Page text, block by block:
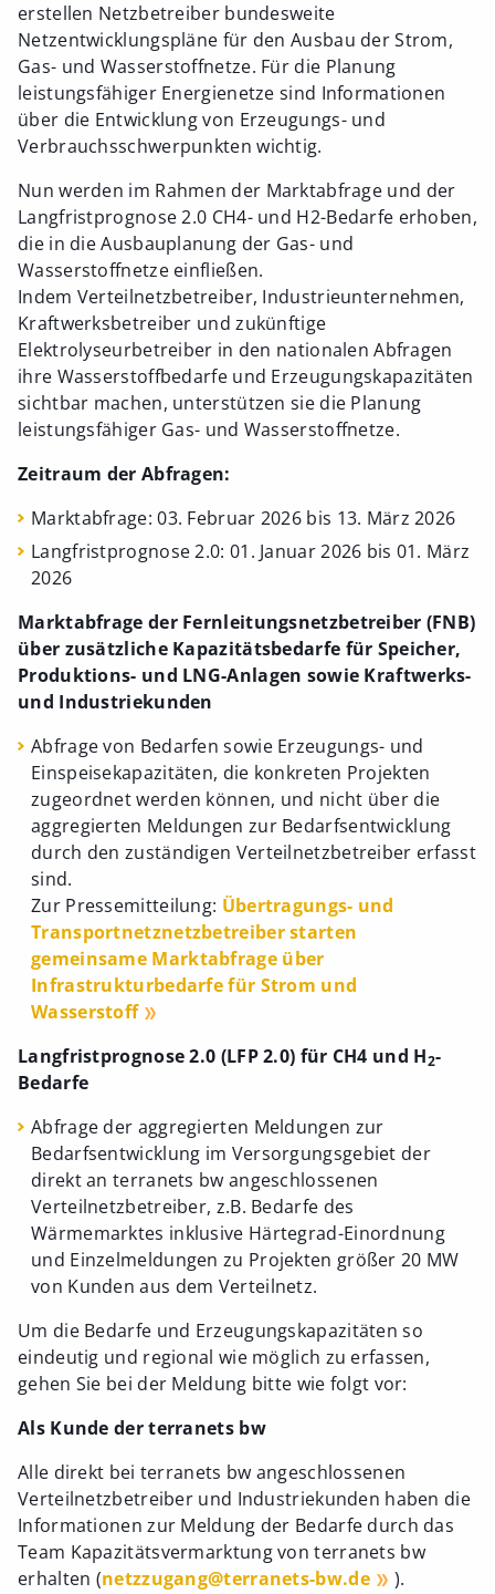
erstellen Netzbetreiber bundesweite
Netzentwicklungspläne für den Ausbau der Strom,
Gas- und Wasserstoffnetze. Für die Planung
leistungsfähiger Energienetze sind Informationen
über die Entwicklung von Erzeugungs- und
Verbrauchsschwerpunkten wichtig.
Nun werden im Rahmen der Marktabfrage und der
Langfristprognose 2.0 CH4- und H2-Bedarfe erhoben,
die in die Ausbauplanung der Gas- und
Wasserstoffnetze einfließen.
Indem Verteilnetzbetreiber, Industrieunternehmen,
Kraftwerksbetreiber und zukünftige
Elektrolyseurbetreiber in den nationalen Abfragen
ihre Wasserstoffbedarfe und Erzeugungskapazitäten
sichtbar machen, unterstützen sie die Planung
leistungsfähiger Gas- und Wasserstoffnetze.
Zeitraum der Abfragen:
Marktabfrage: 03. Februar 2026 bis 13. März 2026
Langfristprognose 2.0: 01. Januar 2026 bis 01. März
2026
Marktabfrage der Fernleitungsnetzbetreiber (FNB)
über zusätzliche Kapazitätsbedarfe für Speicher,
Produktions- und LNG-Anlagen sowie Kraftwerks-
und Industriekunden
Abfrage von Bedarfen sowie Erzeugungs- und
Einspeisekapazitäten, die konkreten Projekten
zugeordnet werden können, und nicht über die
aggregierten Meldungen zur Bedarfsentwicklung
durch den zuständigen Verteilnetzbetreiber erfasst
sind.
Zur Pressemitteilung: Übertragungs- und
Transportnetznetzbetreiber starten
gemeinsame Marktabfrage über
Infrastrukturbedarfe für Strom und
Wasserstoff
Langfristprognose 2.0 (LFP 2.0) für CH4 und H2-
Bedarfe
Abfrage der aggregierten Meldungen zur
Bedarfsentwicklung im Versorgungsgebiet der
direkt an terranets bw angeschlossenen
Verteilnetzbetreiber, z.B. Bedarfe des
Wärmemarktes inklusive Härtegrad-Einordnung
und Einzelmeldungen zu Projekten größer 20 MW
von Kunden aus dem Verteilnetz.
Um die Bedarfe und Erzeugungskapazitäten so
eindeutig und regional wie möglich zu erfassen,
gehen Sie bei der Meldung bitte wie folgt vor:
Als Kunde der terranets bw
Alle direkt bei terranets bw angeschlossenen
Verteilnetzbetreiber und Industriekunden haben die
Informationen zur Meldung der Bedarfe durch das
Team Kapazitätsvermarktung von terranets bw
erhalten (netzzugang@terranets-bw.de ).